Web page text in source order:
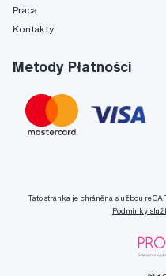
Praca
Kontakty
Metody Płatności
Tato stránka je chráněna službou
Podmínky